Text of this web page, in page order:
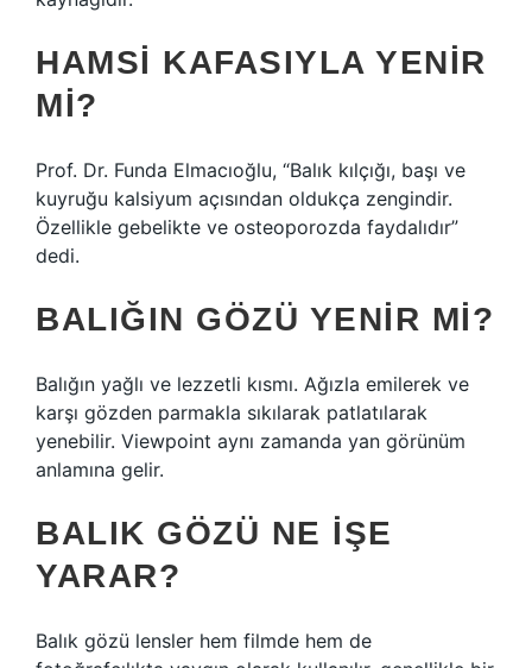
HAMSI KAFASIYLA YENIR
MI?
Prof. Dr. Funda Elmacıoğlu, “Balık kılçığı, başı ve
kuyruğu kalsiyum açısından oldukça zengindir.
Özellikle gebelikte ve osteoporozda faydalıdır”
dedi.
BALIĞIN GÖZÜ YENIR MI?
Balığın yağlı ve lezzetli kısmı. Ağızla emilerek ve
karşı gözden parmakla sıkılarak patlatılarak
yenebilir. Viewpoint aynı zamanda yan görünüm
anlamına gelir.
BALIK GÖZÜ NE IŞE
YARAR?
Balık gözü lensler hem filmde hem de